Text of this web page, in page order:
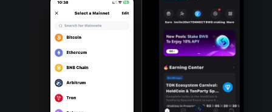
Português (Portugal)
Bahasa Indonesia